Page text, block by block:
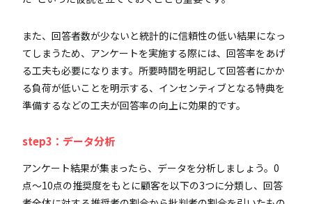
また、回答者数が少ないと統計的に信頼性の低い結果になっ
てしまうため、アンケートを実施する際には、回答率をあげ
る工夫も必要になります。所要時間を明記して回答者にかか
る負荷が低いことを明示する、インセンティブとなる特典を
準備するなどの工夫が回答率の向上に効果的です。
step3：データ分析
アンケート結果が集まったら、データを分析しましょう。0
点〜10点の推奨度をもとに顧客を以下の3つに分類し、回答